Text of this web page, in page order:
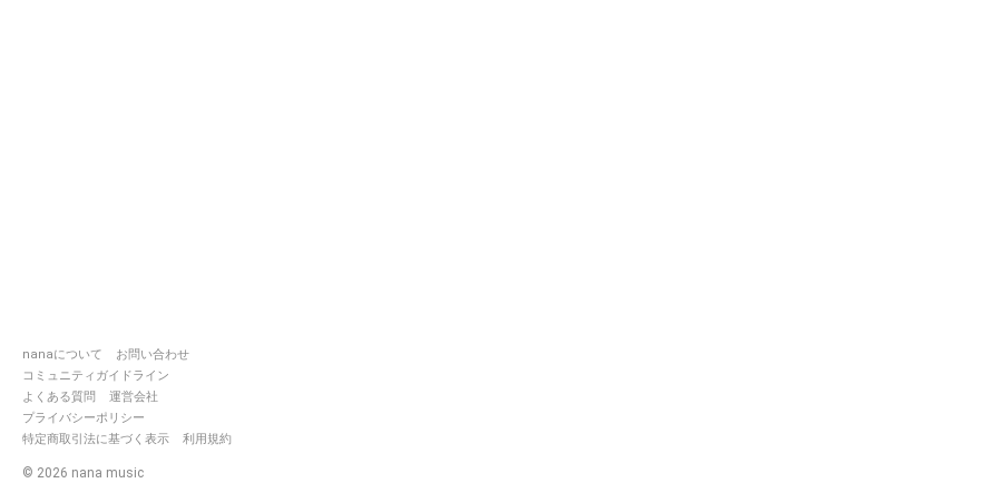
nanaについて
お問い合わせ
コミュニティガイドライン
よくある質問
運営会社
プライバシーポリシー
特定商取引法に基づく表示
利用規約
© 2026 nana music